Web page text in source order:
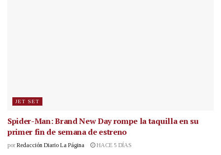
JET SET
Spider-Man: Brand New Day rompe la taquilla en su
primer fin de semana de estreno
por Redacción Diario La Página HACE 5 DÍAS